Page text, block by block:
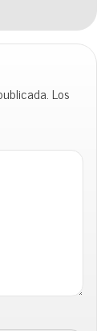
Los